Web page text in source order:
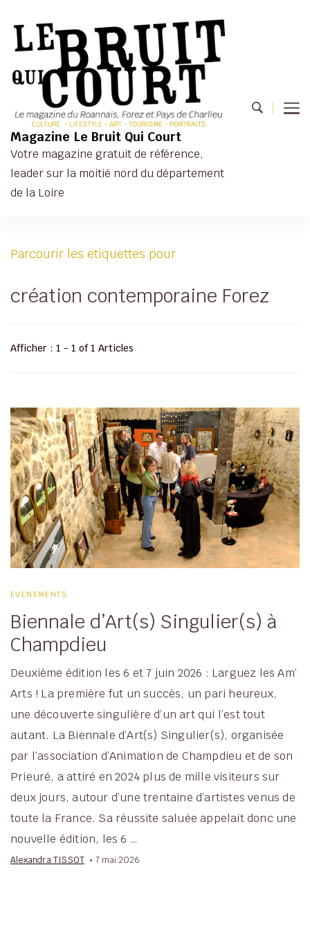
Magazine Le Bruit Qui Court
Votre magazine gratuit de référence,
leader sur la moitié nord du département
de la Loire
Parcourir les etiquettes pour
création contemporaine Forez
Afficher : 1 - 1 of 1 Articles
EVENEMENTS
Biennale d’Art(s) Singulier(s) à
Champdieu
Deuxième édition les 6 et 7 juin 2026 : Larguez les Am’
Arts ! La première fut un succès, un pari heureux,
une découverte singulière d’un art qui l’est tout
autant. La Biennale d’Art(s) Singulier(s), organisée
par l’association d’Animation de Champdieu et de son
Prieuré, a attiré en 2024 plus de mille visiteurs sur
deux jours, autour d’une trentaine d’artistes venus de
toute la France. Sa réussite saluée appelait donc une
nouvelle édition, les 6 …
Alexandra TISSOT 7 mai 2026